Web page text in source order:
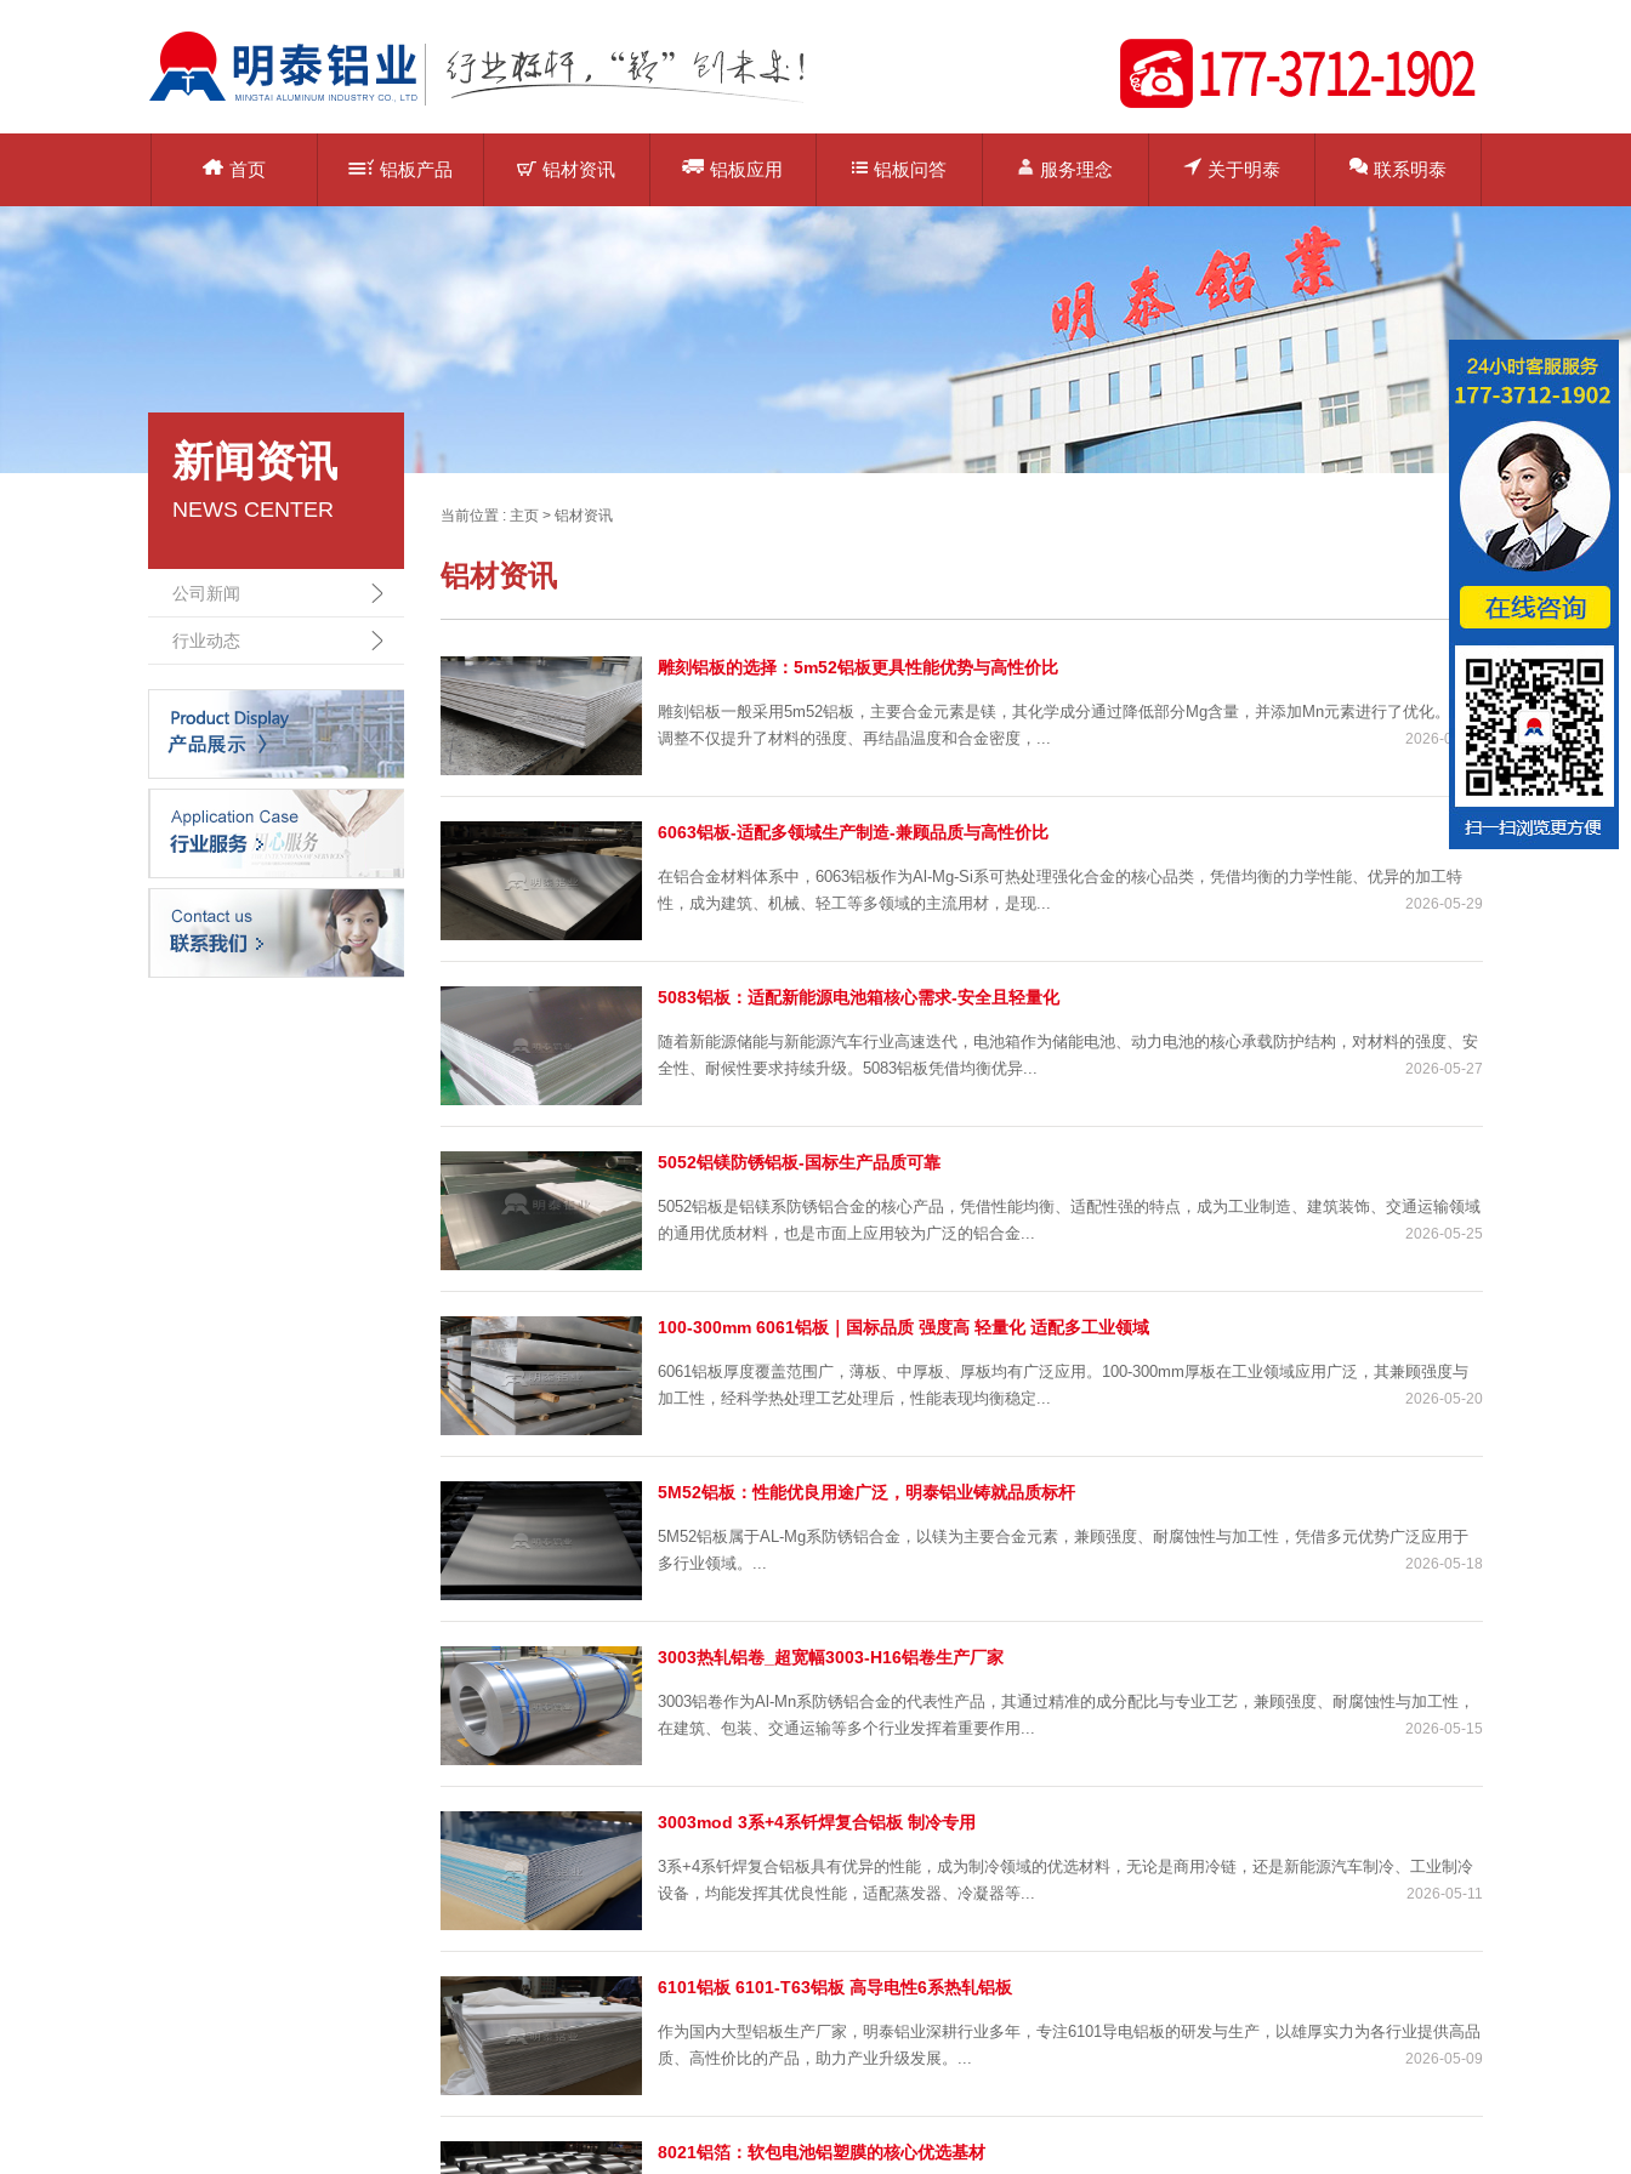
首页 铝板产品 铝材资讯 铝板应用 铝板问答 服务理念 关于明泰 联系明泰
新闻资讯
NEWS CENTER
公司新闻
行业动态
当前位置 : 主页 > 铝材资讯
铝材资讯
雕刻铝板的选择：5m52铝板更具性能优势与高性价比
雕刻铝板一般采用5m52铝板，主要合金元素是镁，其化学成分通过降低部分Mg含量，并添加Mn元素进行了优化。这种
调整不仅提升了材料的强度、再结晶温度和合金密度，...
2026-06-04
6063铝板-适配多领域生产制造-兼顾品质与高性价比
在铝合金材料体系中，6063铝板作为Al-Mg-Si系可热处理强化合金的核心品类，凭借均衡的力学性能、优异的加工特
性，成为建筑、机械、轻工等多领域的主流用材，是现...
2026-05-29
5083铝板：适配新能源电池箱核心需求-安全且轻量化
随着新能源储能与新能源汽车行业高速迭代，电池箱作为储能电池、动力电池的核心承载防护结构，对材料的强度、安
全性、耐候性要求持续升级。5083铝板凭借均衡优异...
2026-05-27
5052铝镁防锈铝板-国标生产品质可靠
5052铝板是铝镁系防锈铝合金的核心产品，凭借性能均衡、适配性强的特点，成为工业制造、建筑装饰、交通运输领域
的通用优质材料，也是市面上应用较为广泛的铝合金...
2026-05-25
100-300mm 6061铝板｜国标品质 强度高 轻量化 适配多工业领域
6061铝板厚度覆盖范围广，薄板、中厚板、厚板均有广泛应用。100-300mm厚板在工业领域应用广泛，其兼顾强度与
加工性，经科学热处理工艺处理后，性能表现均衡稳定...
2026-05-20
5M52铝板：性能优良用途广泛，明泰铝业铸就品质标杆
5M52铝板属于AL-Mg系防锈铝合金，以镁为主要合金元素，兼顾强度、耐腐蚀性与加工性，凭借多元优势广泛应用于
多行业领域。...
2026-05-18
3003热轧铝卷_超宽幅3003-H16铝卷生产厂家
3003铝卷作为Al-Mn系防锈铝合金的代表性产品，其通过精准的成分配比与专业工艺，兼顾强度、耐腐蚀性与加工性，
在建筑、包装、交通运输等多个行业发挥着重要作用...
2026-05-15
3003mod 3系+4系钎焊复合铝板 制冷专用
3系+4系钎焊复合铝板具有优异的性能，成为制冷领域的优选材料，无论是商用冷链，还是新能源汽车制冷、工业制冷
设备，均能发挥其优良性能，适配蒸发器、冷凝器等...
2026-05-11
6101铝板 6101-T63铝板 高导电性6系热轧铝板
作为国内大型铝板生产厂家，明泰铝业深耕行业多年，专注6101导电铝板的研发与生产，以雄厚实力为各行业提供高品
质、高性价比的产品，助力产业升级发展。...
2026-05-09
8021铝箔：软包电池铝塑膜的核心优选基材